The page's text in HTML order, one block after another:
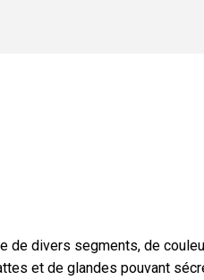
de divers segments, de
et de glandes pouvant